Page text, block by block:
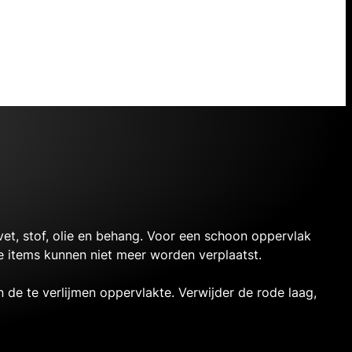
stof, olie en behang. Voor een schoon oppervlak
kunnen niet meer worden verplaatst.
te verlijmen oppervlakte. Verwijder de rode laag,